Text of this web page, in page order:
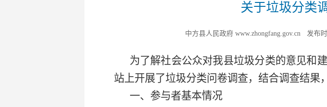
关于垃圾分类
中方县人民政府 www.zhongfang.gov.cn 发布
为了解社会公众对我县垃圾分类的意见和
站上开展了垃圾分类问卷调查，结合调查结果
一、参与者基本情况